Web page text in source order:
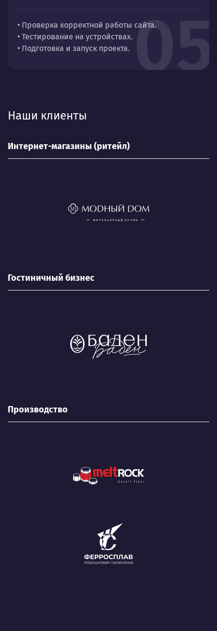
05
• Проверка корректной работы сайта.
• Тестирование на устройствах.
• Подготовка и запуск проекта.
Наши клиенты
Интернет-магазины (ритейл)
Гостиничный бизнес
Производство